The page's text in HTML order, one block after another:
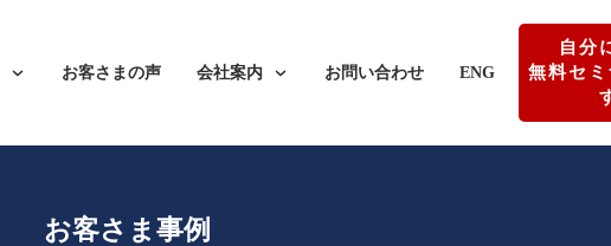
お客さまの声 会社案内 お問い合わせ ENG
自分
無料セ
お客さま事例